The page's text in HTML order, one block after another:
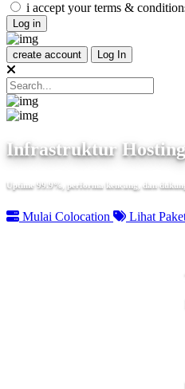
i accept your terms &
Log in
create account Log In
Infrastruktur
Uptime 99.9%, performa kencang, dan
Mulai Colocation Lihat